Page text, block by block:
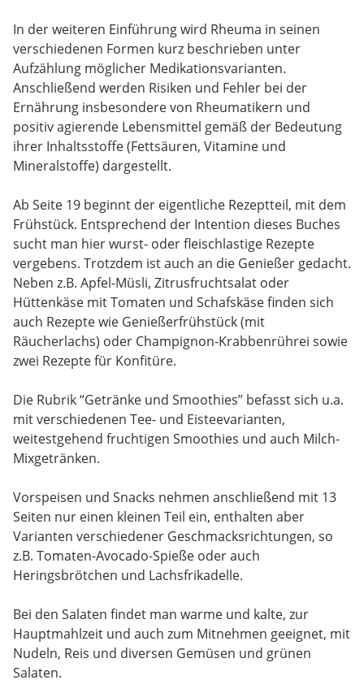
In der weiteren Einführung wird Rheuma in seinen
verschiedenen Formen kurz beschrieben unter
Aufzählung möglicher Medikationsvarianten.
Anschließend werden Risiken und Fehler bei der
Ernährung insbesondere von Rheumatikern und
positiv agierende Lebensmittel gemäß der Bedeutung
ihrer Inhaltsstoffe (Fettsäuren, Vitamine und
Mineralstoffe) dargestellt.
Ab Seite 19 beginnt der eigentliche Rezeptteil, mit dem
Frühstück. Entsprechend der Intention dieses Buches
sucht man hier wurst- oder fleischlastige Rezepte
vergebens. Trotzdem ist auch an die Genießer gedacht.
Neben z.B. Apfel-Müsli, Zitrusfruchtsalat oder
Hüttenkäse mit Tomaten und Schafskäse finden sich
auch Rezepte wie Genießerfrühstück (mit
Räucherlachs) oder Champignon-Krabbenrührei sowie
zwei Rezepte für Konfitüre.
Die Rubrik “Getränke und Smoothies” befasst sich u.a.
mit verschiedenen Tee- und Eisteevarianten,
weitestgehend fruchtigen Smoothies und auch Milch-
Mixgetränken.
Vorspeisen und Snacks nehmen anschließend mit 13
Seiten nur einen kleinen Teil ein, enthalten aber
Varianten verschiedener Geschmacksrichtungen, so
z.B. Tomaten-Avocado-Spieße oder auch
Heringsbrötchen und Lachsfrikadelle.
Bei den Salaten findet man warme und kalte, zur
Hauptmahlzeit und auch zum Mitnehmen geeignet, mit
Nudeln, Reis und diversen Gemüsen und grünen
Salaten.